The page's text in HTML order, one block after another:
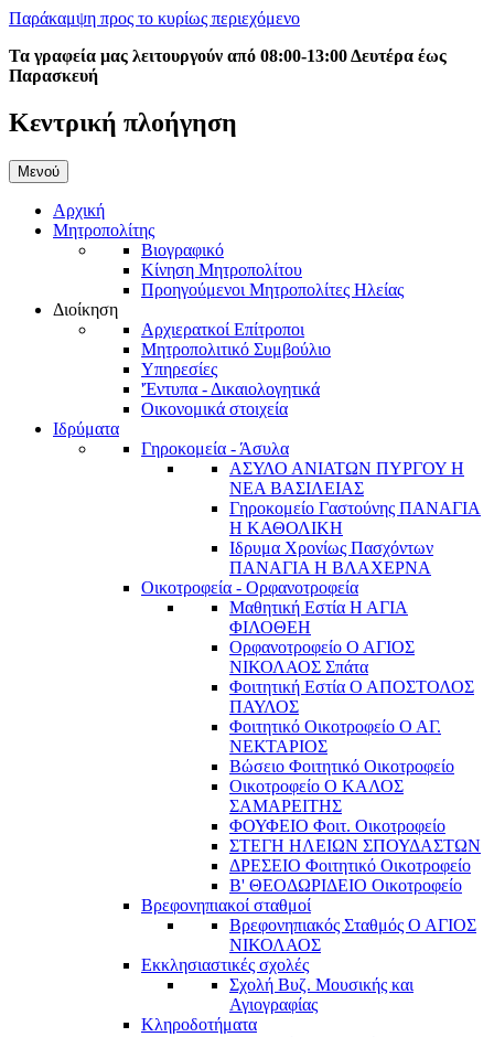
Παράκαμψη προς το κυρίως περιεχόμενο
Τα γραφεία μας λειτουργούν από 08:00-13:00 Δευτέρα έως
Παρασκευή
Κεντρική πλοήγηση
Μενού
Αρχική
Μητροπολίτης
Βιογραφικό
Κίνηση Μητροπολίτου
Προηγούμενοι Μητροπολίτες Ηλείας
Διοίκηση
Αρχιερατκοί Επίτροποι
Μητροπολιτικό Συμβούλιο
Υπηρεσίες
'Έντυπα - Δικαιολογητικά
Οικονομικά στοιχεία
Ιδρύματα
Γηροκομεία - Άσυλα
ΑΣΥΛΟ ΑΝΙΑΤΩΝ ΠΥΡΓΟΥ Η
ΝΕΑ ΒΑΣΙΛΕΙΑΣ
Γηροκομείο Γαστούνης ΠΑΝΑΓΙΑ
Η ΚΑΘΟΛΙΚΗ
Ιδρυμα Χρονίως Πασχόντων
ΠΑΝΑΓΙΑ Η ΒΛΑΧΕΡΝΑ
Οικοτροφεία - Ορφανοτροφεία
Μαθητική Εστία Η ΑΓΙΑ
ΦΙΛΟΘΕΗ
Ορφανοτροφείο Ο ΑΓΙΟΣ
ΝΙΚΟΛΑΟΣ Σπάτα
Φοιτητική Εστία Ο ΑΠΟΣΤΟΛΟΣ
ΠΑΥΛΟΣ
Φοιτητικό Οικοτροφείο Ο ΑΓ.
ΝΕΚΤΑΡΙΟΣ
Βώσειο Φοιτητικό Οικοτροφείο
Οικοτροφείο Ο ΚΑΛΟΣ
ΣΑΜΑΡΕΙΤΗΣ
ΦΟΥΦΕΙΟ Φοιτ. Οικοτροφείο
ΣΤΕΓΗ ΗΛΕΙΩΝ ΣΠΟΥΔΑΣΤΩΝ
ΔΡΕΣΕΙΟ Φοιτητικό Οικοτροφείο
Β' ΘΕΟΔΩΡΙΔΕΙΟ Οικοτροφείο
Βρεφονηπιακοί σταθμοί
Βρεφονηπιακός Σταθμός Ο ΑΓΙΟΣ
ΝΙΚΟΛΑΟΣ
Εκκλησιαστικές σχολές
Σχολή Βυζ. Μουσικής και
Αγιογραφίας
Κληροδοτήματα